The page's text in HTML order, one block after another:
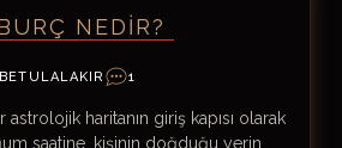
NEDIR?
BETULALAKIR 1
haritanın giriş kapısı olarak
saatine, kişinin doğduğu yerin